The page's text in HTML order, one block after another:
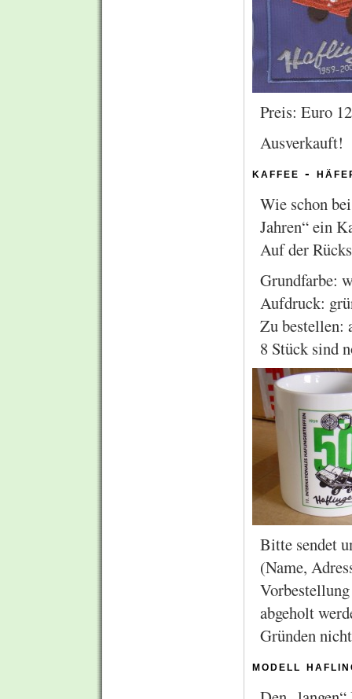
Preis: Euro
Ausverkauft!
kaffee -
Wie schon
Jahren“ ein
Auf der
Grundfarbe:
Aufdruck:
Zu bestellen:
8 Stück sind
Bitte sendet
(Name,
abgeholt
Gründen
modell